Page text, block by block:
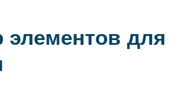
элементов для